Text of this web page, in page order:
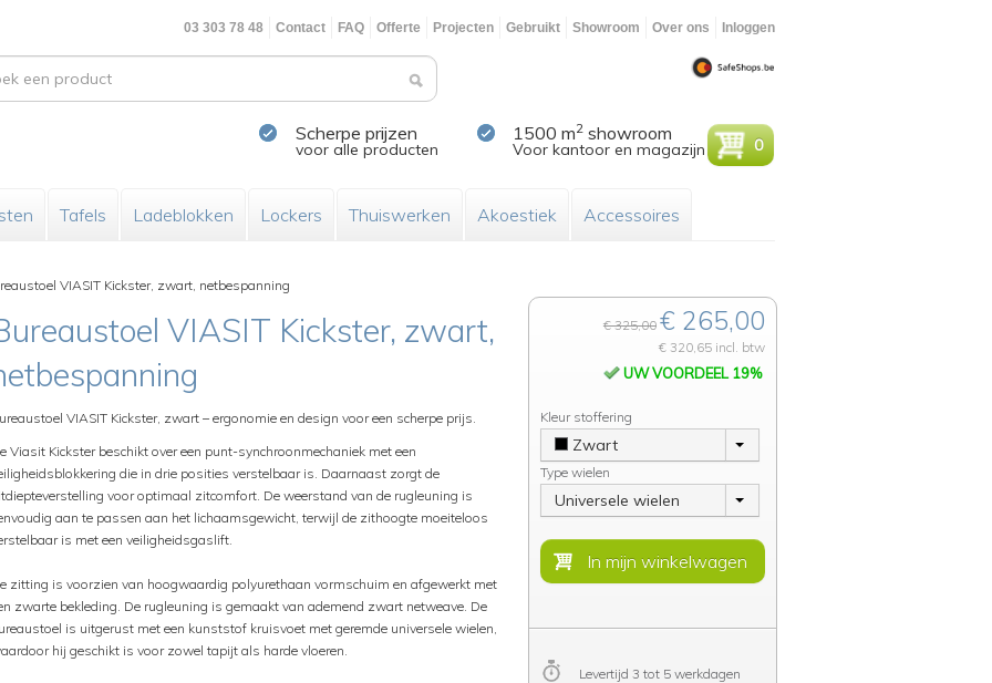
03 303 78 48 Contact FAQ Offerte Projecten Gebruikt Showroom Over ons Inloggen
Scherpe prijzen
voor alle producten
1500 m2 showroom
Voor kantoor en magazijn 0
Tafels Ladeblokken Lockers Thuiswerken Akoestiek Accessoires
VIASIT Kickster, zwart, netbespanning
VIASIT Kickster, zwart,
VIASIT Kickster, zwart – ergonomie en design voor een scherpe prijs.
Viasit Kickster beschikt over een punt-synchroonmechaniek met een
die in drie posities verstelbaar is. Daarnaast zorgt de
voor optimaal zitcomfort. De weerstand van de rugleuning is
aan te passen aan het lichaamsgewicht, terwijl de zithoogte moeiteloos
is met een veiligheidsgaslift.
zitting is voorzien van hoogwaardig polyurethaan vormschuim en afgewerkt met
zwarte bekleding. De rugleuning is gemaakt van ademend zwart netweave. De
is uitgerust met een kunststof kruisvoet met geremde universele wielen,
hij geschikt is voor zowel tapijt als harde vloeren.
€ 325,00 € 265,00
€ 320,65 incl. btw
UW VOORDEEL 19%
Kleur stoffering
Zwart
Type wielen
Universele wielen
Levertijd 3 tot 5 werkdagen